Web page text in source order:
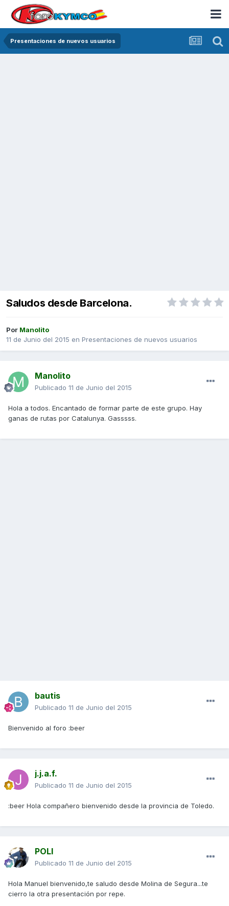
Presentaciones de nuevos usuarios
Saludos desde Barcelona.
Por Manolito
11 de Junio del 2015 en Presentaciones de nuevos usuarios
Manolito
Publicado 11 de Junio del 2015
Hola a todos. Encantado de formar parte de este grupo. Hay
ganas de rutas por Catalunya. Gasssss.
bautis
Publicado 11 de Junio del 2015
Bienvenido al foro :beer
j.j.a.f.
Publicado 11 de Junio del 2015
:beer Hola compañero bienvenido desde la provincia de Toledo.
POLI
Publicado 11 de Junio del 2015
Hola Manuel bienvenido,te saludo desde Molina de Segura...te
cierro la otra presentación por repe.